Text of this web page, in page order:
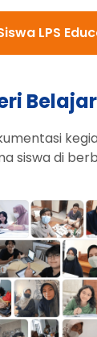
LPS
siswa di